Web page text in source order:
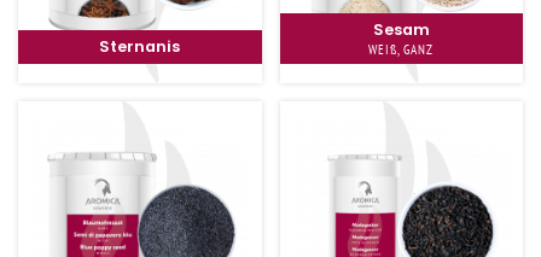
Sternanis
Sesam
WEIß, GANZ